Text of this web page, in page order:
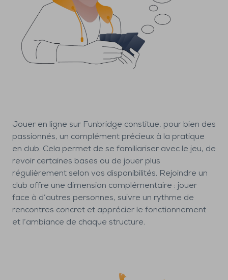
Jouer en ligne sur Funbridge constitue, pour bien des
passionnés, un complément précieux à la pratique
en club. Cela permet de se familiariser avec le jeu, de
revoir certaines bases ou de jouer plus
régulièrement selon vos disponibilités. Rejoindre un
club offre une dimension complémentaire : jouer
face à d’autres personnes, suivre un rythme de
rencontres concret et apprécier le fonctionnement
et l’ambiance de chaque structure.